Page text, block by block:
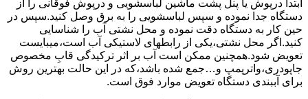
ابتدا درپوش یا پنل ﭘﺸﺖ ﻣﺎﺷﯿﻦ لباسشویی و درپوش ﻓﻮﻗﺎﻧﯽ را از
دستگاه ﺟﺪا ﻧﻤﻮده و ﺳﭙﺲ لباسشویی را ﺑﻪ ﺑﺮق وصل ﮐﻨﯿﺪ.سپس در
حین کار به دستگاه دقت نموده و ﻣﺤﻞ نشتی آب را ﺷﻨﺎﺳﺎﯾﯽ
کنید.اﮔﺮ ﻣﺤﻞ نشتی،ﯾﮑﯽ از رابطهای ﻻﺳﺘﯿﮑﯽ آب اﺳﺖ،میبایست
ﺗﻌﻮﯾﺾ شود.همچنین ﻣﻤﮑﻦ اﺳﺖ آب بر اثر ﺗﺮﮐﯿﺪﮔﯽ قابِ ﻣﺨﺼﻮص
ﺟﺎﭘﻮدری،واترپمپ و…جمع شده ﺑﺎﺷﺪ،ﮐﻪ در این حالت بهترین روش
برای آببندی دستگاه ﺗﻌﻮﯾﺾ ﻣﻮارد ﻓﻮق اﺳﺖ.